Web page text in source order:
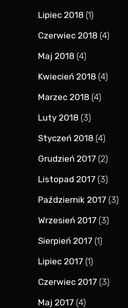
Lipiec 2018 (1)
Czerwiec 2018 (4)
Maj 2018 (4)
Kwiecień 2018 (4)
Marzec 2018 (4)
Luty 2018 (3)
Styczeń 2018 (4)
Grudzień 2017 (2)
Listopad 2017 (3)
Październik 2017 (3)
Wrzesień 2017 (3)
Sierpień 2017 (1)
Lipiec 2017 (1)
Czerwiec 2017 (3)
Maj 2017 (4)